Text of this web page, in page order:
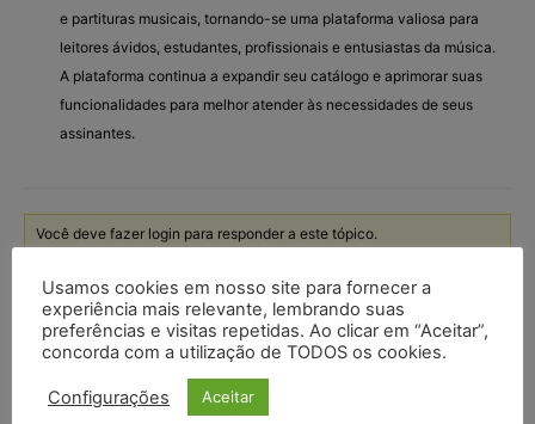
e partituras musicais, tornando-se uma plataforma valiosa para
leitores ávidos, estudantes, profissionais e entusiastas da música.
A plataforma continua a expandir seu catálogo e aprimorar suas
funcionalidades para melhor atender às necessidades de seus
assinantes.
Você deve fazer login para responder a este tópico.
Nome de usuário:
Usamos cookies em nosso site para fornecer a
experiência mais relevante, lembrando suas
preferências e visitas repetidas. Ao clicar em “Aceitar”,
concorda com a utilização de TODOS os cookies.
Configurações Aceitar